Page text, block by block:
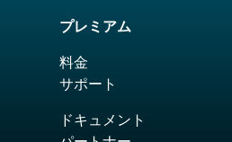
プレミアム
料金
サポート
ドキュメント